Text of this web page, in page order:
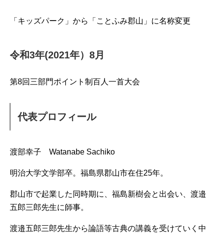
「キッズパーク」から「ことふみ郡山」に名称変更
令和3年(2021年）8月
第8回三部門ポイント制百人一首大会
代表プロフィール
渡部幸子 Watanabe Sachiko
明治大学文学部卒。福島県郡山市在住25年。
郡山市で起業した同時期に、福島新樹会と出会い、渡邉
五郎三郎先生に師事。
渡邉五郎三郎先生から論語等古典の講義を受けていく中